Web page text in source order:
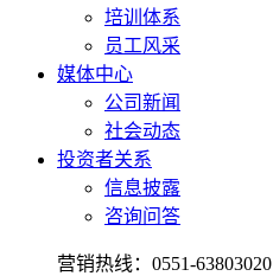
培训体系
员工风采
媒体中心
公司新闻
社会动态
投资者关系
信息披露
咨询问答
营销热线： 0551-63803020